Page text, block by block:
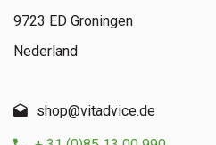
9723 ED Groningen
Nederland
shop@vitadvice.de